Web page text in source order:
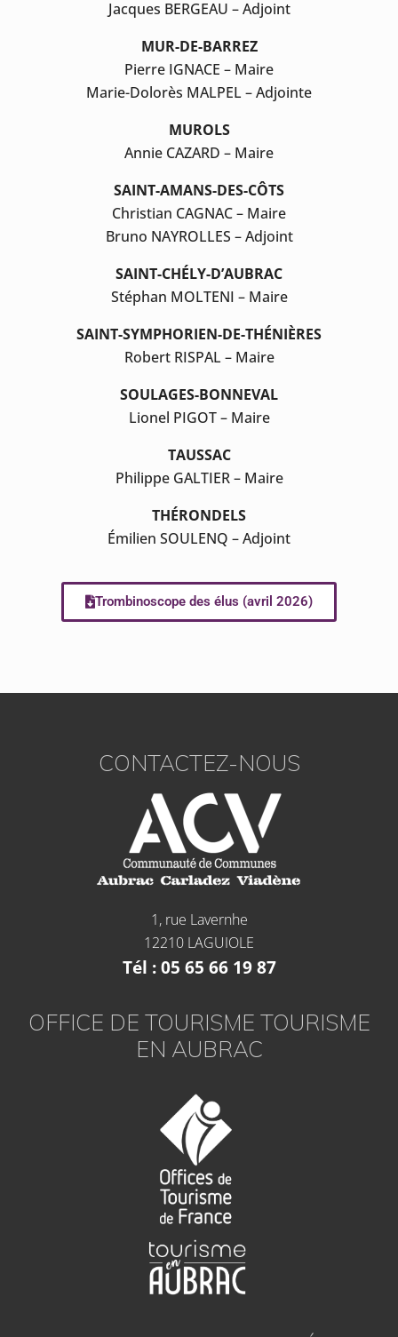
Jacques BERGEAU – Adjoint
MUR-DE-BARREZ
Pierre IGNACE – Maire
Marie-Dolorès MALPEL – Adjointe
MUROLS
Annie CAZARD – Maire
SAINT-AMANS-DES-CÔTS
Christian CAGNAC – Maire
Bruno NAYROLLES – Adjoint
SAINT-CHÉLY-D’AUBRAC
Stéphan MOLTENI – Maire
SAINT-SYMPHORIEN-DE-THÉNIÈRES
Robert RISPAL – Maire
SOULAGES-BONNEVAL
Lionel PIGOT – Maire
TAUSSAC
Philippe GALTIER – Maire
THÉRONDELS
Émilien SOULENQ – Adjoint
Trombinoscope des élus (avril 2026)
CONTACTEZ-NOUS
1, rue Lavernhe
12210 LAGUIOLE
Tél : 05 65 66 19 87
OFFICE DE TOURISME TOURISME
EN AUBRAC